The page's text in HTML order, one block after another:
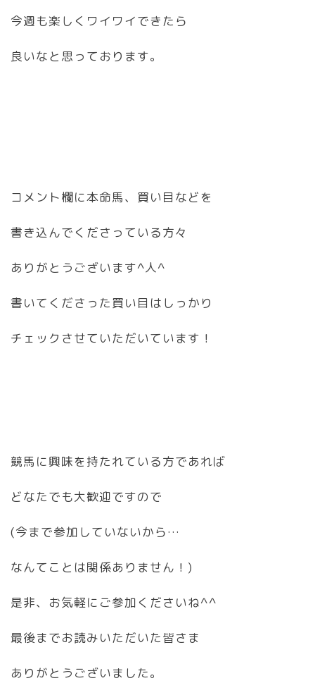
今週も楽しくワイワイできたら
良いなと思っております。
コメント欄に本命馬、買い目などを
書き込んでくださっている方々
ありがとうございます^人^
書いてくださった買い目はしっかり
チェックさせていただいています！
競馬に興味を持たれている方であれば
どなたでも大歓迎ですので
(今まで参加していないから…
なんてことは関係ありません！)
是非、お気軽にご参加くださいね^^
最後までお読みいただいた皆さま
ありがとうございました。